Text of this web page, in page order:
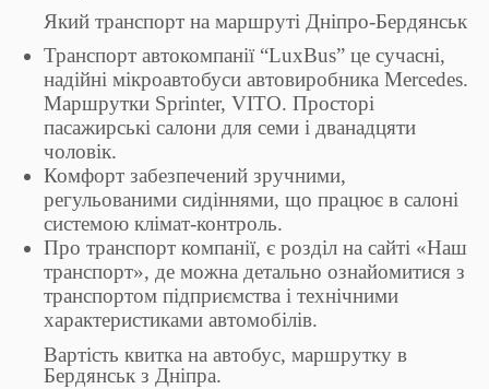
Який транспорт на маршруті Дніпро-Бердянськ
Транспорт автокомпанії “LuxBus” це сучасні,
надійні мікроавтобуси автовиробника Mercedes.
Маршрутки Sprinter, VITO. Просторі
пасажирські салони для семи і дванадцяти
чоловік.
Комфорт забезпечений зручними,
регульованими сидіннями, що працює в салоні
системою клімат-контроль.
Про транспорт компанії, є розділ на сайті «Наш
транспорт», де можна детально ознайомитися з
транспортом підприємства і технічними
характеристиками автомобілів.
Вартість квитка на автобус, маршрутку в
Бердянськ з Дніпра.